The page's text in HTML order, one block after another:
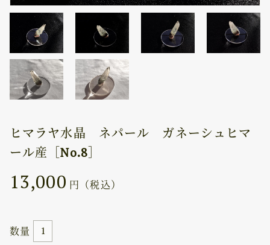
ヒマラヤ水晶 ネパール ガネーシュヒマ
ール産［No.8］
13,000 円（税込）
数量